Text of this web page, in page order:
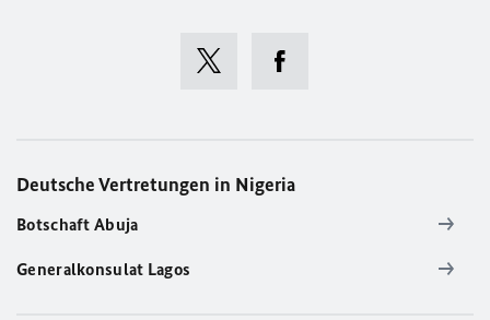
Deutsche Vertretungen in Nigeria
Botschaft Abuja
Generalkonsulat Lagos